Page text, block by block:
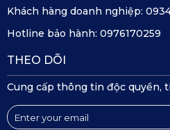
Sử dụng công nghệ cắt CNC
và chính xác trong kích thước.
Bước 4: Đường may và hoàn
Sau khi cắt, từng chi tiết thảm
thiện bằng các công đoạn gia
may chắc chắn và ép viền nhiệt
Khách hàng doanh nghiệp:
Hotline bảo hành: 0976170259
THEO DÕI
Cung cấp thông tin độc quyền,